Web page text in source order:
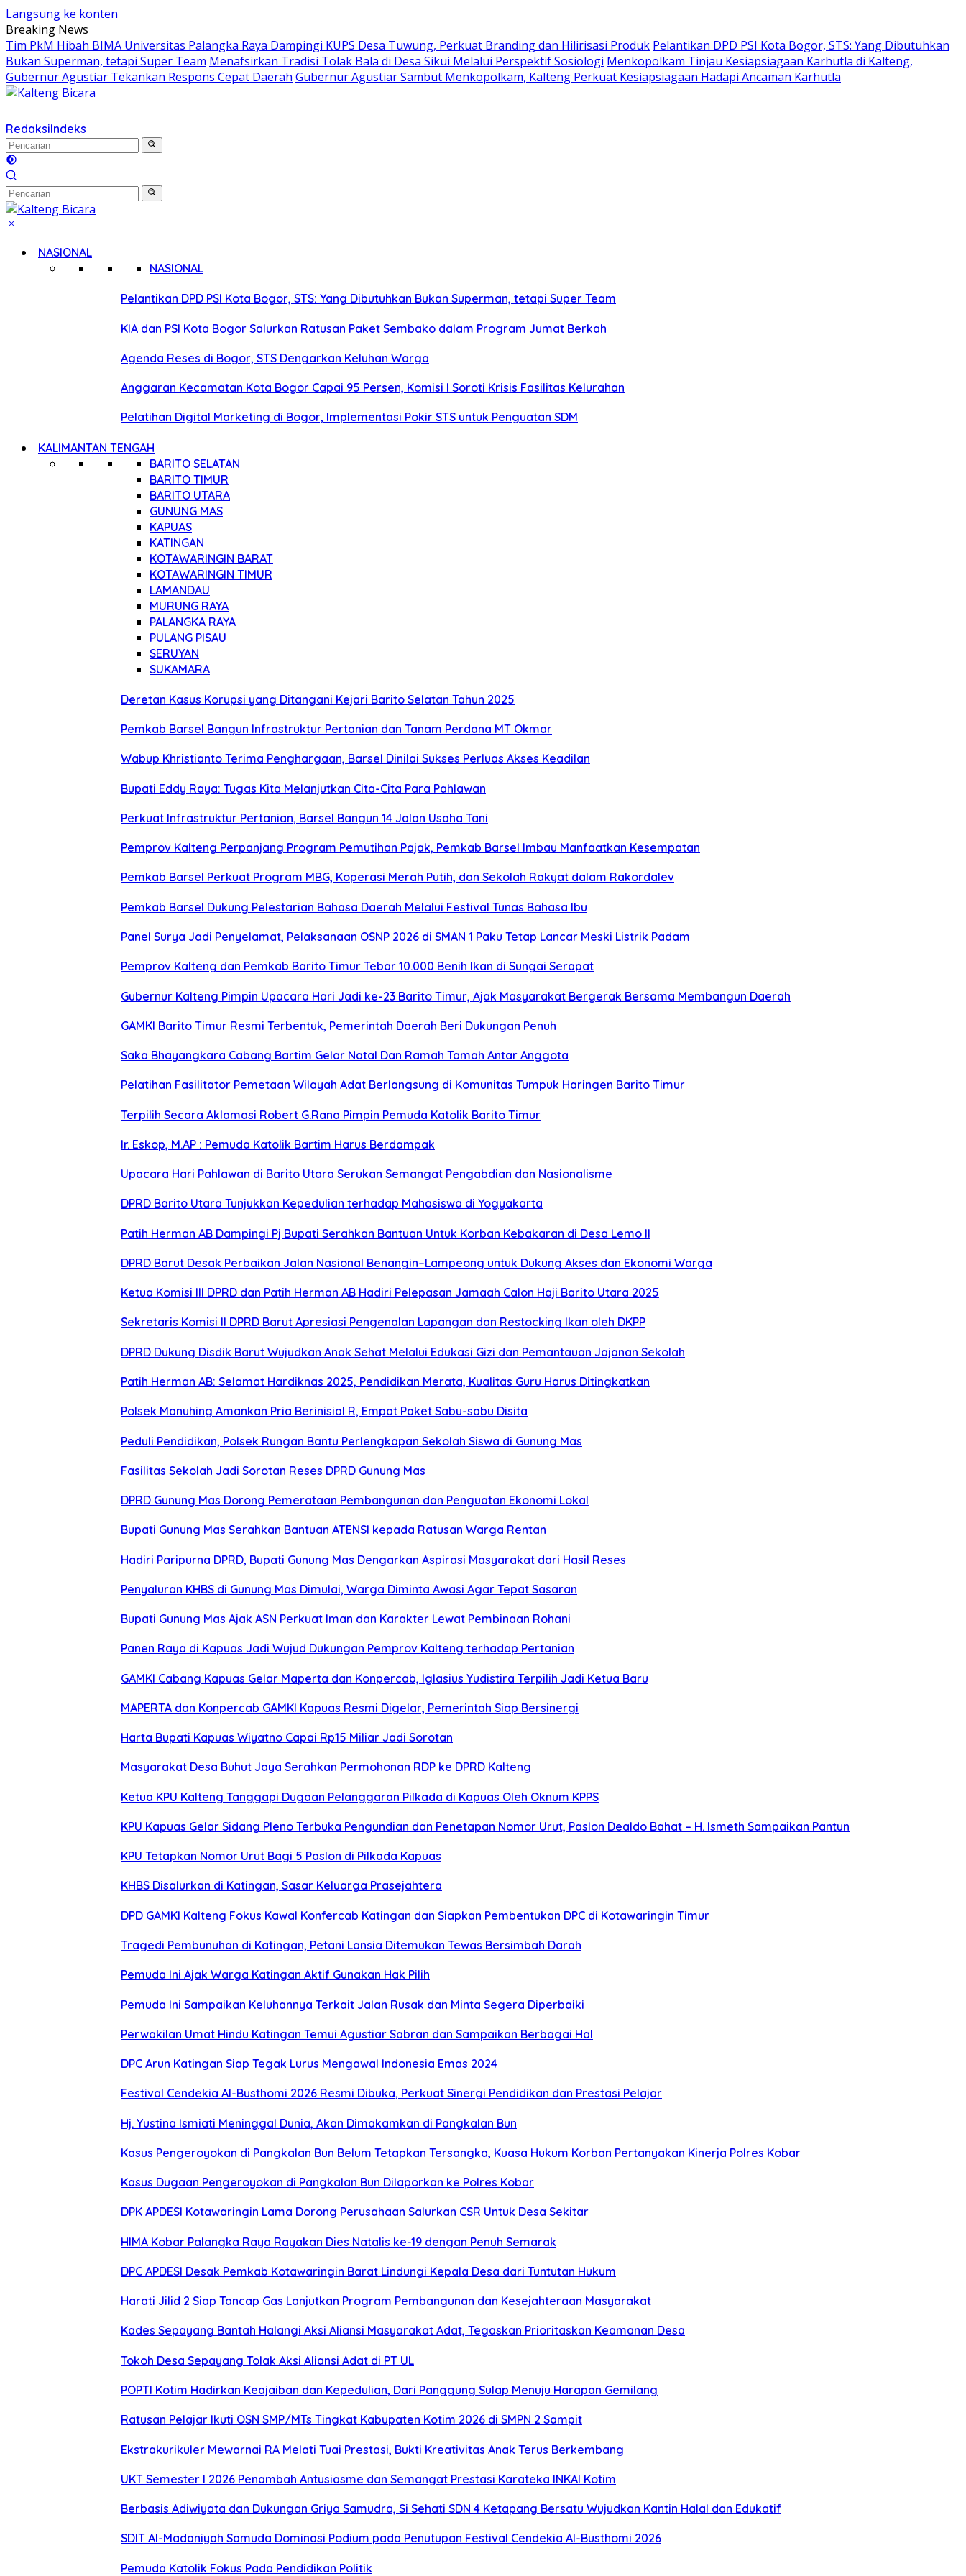
Langsung ke konten
Breaking News
Tim PkM Hibah BIMA Universitas Palangka Raya Dampingi KUPS Desa Tuwung, Perkuat Branding dan Hilirisasi Produk Pelantikan DPD PSI Kota Bogor, STS: Yang Dibutuhkan
Bukan Superman, tetapi Super Team Menafsirkan Tradisi Tolak Bala di Desa Sikui Melalui Perspektif Sosiologi Menkopolkam Tinjau Kesiapsiagaan Karhutla di Kalteng,
Gubernur Agustiar Tekankan Respons Cepat Daerah Gubernur Agustiar Sambut Menkopolkam, Kalteng Perkuat Kesiapsiagaan Hadapi Ancaman Karhutla
RedaksiIndeks
NASIONAL
NASIONAL
Pelantikan DPD PSI Kota Bogor, STS: Yang Dibutuhkan Bukan Superman, tetapi Super Team
KIA dan PSI Kota Bogor Salurkan Ratusan Paket Sembako dalam Program Jumat Berkah
Agenda Reses di Bogor, STS Dengarkan Keluhan Warga
Anggaran Kecamatan Kota Bogor Capai 95 Persen, Komisi I Soroti Krisis Fasilitas Kelurahan
Pelatihan Digital Marketing di Bogor, Implementasi Pokir STS untuk Penguatan SDM
KALIMANTAN TENGAH
BARITO SELATAN
BARITO TIMUR
BARITO UTARA
GUNUNG MAS
KAPUAS
KATINGAN
KOTAWARINGIN BARAT
KOTAWARINGIN TIMUR
LAMANDAU
MURUNG RAYA
PALANGKA RAYA
PULANG PISAU
SERUYAN
SUKAMARA
Deretan Kasus Korupsi yang Ditangani Kejari Barito Selatan Tahun 2025
Pemkab Barsel Bangun Infrastruktur Pertanian dan Tanam Perdana MT Okmar
Wabup Khristianto Terima Penghargaan, Barsel Dinilai Sukses Perluas Akses Keadilan
Bupati Eddy Raya: Tugas Kita Melanjutkan Cita-Cita Para Pahlawan
Perkuat Infrastruktur Pertanian, Barsel Bangun 14 Jalan Usaha Tani
Pemprov Kalteng Perpanjang Program Pemutihan Pajak, Pemkab Barsel Imbau Manfaatkan Kesempatan
Pemkab Barsel Perkuat Program MBG, Koperasi Merah Putih, dan Sekolah Rakyat dalam Rakordalev
Pemkab Barsel Dukung Pelestarian Bahasa Daerah Melalui Festival Tunas Bahasa Ibu
Panel Surya Jadi Penyelamat, Pelaksanaan OSNP 2026 di SMAN 1 Paku Tetap Lancar Meski Listrik Padam
Pemprov Kalteng dan Pemkab Barito Timur Tebar 10.000 Benih Ikan di Sungai Serapat
Gubernur Kalteng Pimpin Upacara Hari Jadi ke-23 Barito Timur, Ajak Masyarakat Bergerak Bersama Membangun Daerah
GAMKI Barito Timur Resmi Terbentuk, Pemerintah Daerah Beri Dukungan Penuh
Saka Bhayangkara Cabang Bartim Gelar Natal Dan Ramah Tamah Antar Anggota
Pelatihan Fasilitator Pemetaan Wilayah Adat Berlangsung di Komunitas Tumpuk Haringen Barito Timur
Terpilih Secara Aklamasi Robert G.Rana Pimpin Pemuda Katolik Barito Timur
Ir. Eskop, M.AP : Pemuda Katolik Bartim Harus Berdampak
Upacara Hari Pahlawan di Barito Utara Serukan Semangat Pengabdian dan Nasionalisme
DPRD Barito Utara Tunjukkan Kepedulian terhadap Mahasiswa di Yogyakarta
Patih Herman AB Dampingi Pj Bupati Serahkan Bantuan Untuk Korban Kebakaran di Desa Lemo II
DPRD Barut Desak Perbaikan Jalan Nasional Benangin–Lampeong untuk Dukung Akses dan Ekonomi Warga
Ketua Komisi III DPRD dan Patih Herman AB Hadiri Pelepasan Jamaah Calon Haji Barito Utara 2025
Sekretaris Komisi II DPRD Barut Apresiasi Pengenalan Lapangan dan Restocking Ikan oleh DKPP
DPRD Dukung Disdik Barut Wujudkan Anak Sehat Melalui Edukasi Gizi dan Pemantauan Jajanan Sekolah
Patih Herman AB: Selamat Hardiknas 2025, Pendidikan Merata, Kualitas Guru Harus Ditingkatkan
Polsek Manuhing Amankan Pria Berinisial R, Empat Paket Sabu-sabu Disita
Peduli Pendidikan, Polsek Rungan Bantu Perlengkapan Sekolah Siswa di Gunung Mas
Fasilitas Sekolah Jadi Sorotan Reses DPRD Gunung Mas
DPRD Gunung Mas Dorong Pemerataan Pembangunan dan Penguatan Ekonomi Lokal
Bupati Gunung Mas Serahkan Bantuan ATENSI kepada Ratusan Warga Rentan
Hadiri Paripurna DPRD, Bupati Gunung Mas Dengarkan Aspirasi Masyarakat dari Hasil Reses
Penyaluran KHBS di Gunung Mas Dimulai, Warga Diminta Awasi Agar Tepat Sasaran
Bupati Gunung Mas Ajak ASN Perkuat Iman dan Karakter Lewat Pembinaan Rohani
Panen Raya di Kapuas Jadi Wujud Dukungan Pemprov Kalteng terhadap Pertanian
GAMKI Cabang Kapuas Gelar Maperta dan Konpercab, Iglasius Yudistira Terpilih Jadi Ketua Baru
MAPERTA dan Konpercab GAMKI Kapuas Resmi Digelar, Pemerintah Siap Bersinergi
Harta Bupati Kapuas Wiyatno Capai Rp15 Miliar Jadi Sorotan
Masyarakat Desa Buhut Jaya Serahkan Permohonan RDP ke DPRD Kalteng
Ketua KPU Kalteng Tanggapi Dugaan Pelanggaran Pilkada di Kapuas Oleh Oknum KPPS
KPU Kapuas Gelar Sidang Pleno Terbuka Pengundian dan Penetapan Nomor Urut, Paslon Dealdo Bahat – H. Ismeth Sampaikan Pantun
KPU Tetapkan Nomor Urut Bagi 5 Paslon di Pilkada Kapuas
KHBS Disalurkan di Katingan, Sasar Keluarga Prasejahtera
DPD GAMKI Kalteng Fokus Kawal Konfercab Katingan dan Siapkan Pembentukan DPC di Kotawaringin Timur
Tragedi Pembunuhan di Katingan, Petani Lansia Ditemukan Tewas Bersimbah Darah
Pemuda Ini Ajak Warga Katingan Aktif Gunakan Hak Pilih
Pemuda Ini Sampaikan Keluhannya Terkait Jalan Rusak dan Minta Segera Diperbaiki
Perwakilan Umat Hindu Katingan Temui Agustiar Sabran dan Sampaikan Berbagai Hal
DPC Arun Katingan Siap Tegak Lurus Mengawal Indonesia Emas 2024
Festival Cendekia Al-Busthomi 2026 Resmi Dibuka, Perkuat Sinergi Pendidikan dan Prestasi Pelajar
Hj. Yustina Ismiati Meninggal Dunia, Akan Dimakamkan di Pangkalan Bun
Kasus Pengeroyokan di Pangkalan Bun Belum Tetapkan Tersangka, Kuasa Hukum Korban Pertanyakan Kinerja Polres Kobar
Kasus Dugaan Pengeroyokan di Pangkalan Bun Dilaporkan ke Polres Kobar
DPK APDESI Kotawaringin Lama Dorong Perusahaan Salurkan CSR Untuk Desa Sekitar
HIMA Kobar Palangka Raya Rayakan Dies Natalis ke-19 dengan Penuh Semarak
DPC APDESI Desak Pemkab Kotawaringin Barat Lindungi Kepala Desa dari Tuntutan Hukum
Harati Jilid 2 Siap Tancap Gas Lanjutkan Program Pembangunan dan Kesejahteraan Masyarakat
Kades Sepayang Bantah Halangi Aksi Aliansi Masyarakat Adat, Tegaskan Prioritaskan Keamanan Desa
Tokoh Desa Sepayang Tolak Aksi Aliansi Adat di PT UL
POPTI Kotim Hadirkan Keajaiban dan Kepedulian, Dari Panggung Sulap Menuju Harapan Gemilang
Ratusan Pelajar Ikuti OSN SMP/MTs Tingkat Kabupaten Kotim 2026 di SMPN 2 Sampit
Ekstrakurikuler Mewarnai RA Melati Tuai Prestasi, Bukti Kreativitas Anak Terus Berkembang
UKT Semester I 2026 Penambah Antusiasme dan Semangat Prestasi Karateka INKAI Kotim
Berbasis Adiwiyata dan Dukungan Griya Samudra, Si Sehati SDN 4 Ketapang Bersatu Wujudkan Kantin Halal dan Edukatif
SDIT Al-Madaniyah Samuda Dominasi Podium pada Penutupan Festival Cendekia Al-Busthomi 2026
Pemuda Katolik Fokus Pada Pendidikan Politik